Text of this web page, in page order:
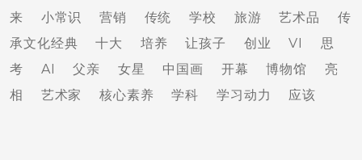
来
小常识 营销 传统 学校 旅游 艺术品
传
承文化经典
十大 培养 让孩子 创业 VI
思
考
AI 父亲 女星 中国画 开幕 博物馆
亮
相
艺术家 核心素养 学科 学习动力 应该